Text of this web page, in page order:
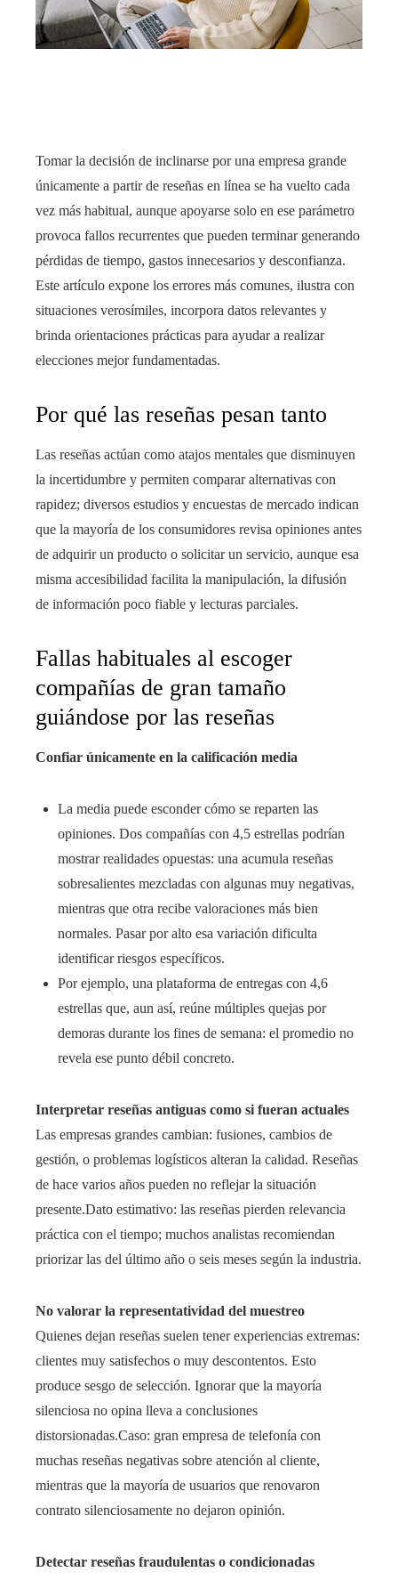
Tomar la decisión de inclinarse por una empresa grande
únicamente a partir de reseñas en línea se ha vuelto cada
vez más habitual, aunque apoyarse solo en ese parámetro
provoca fallos recurrentes que pueden terminar generando
pérdidas de tiempo, gastos innecesarios y desconfianza.
Este artículo expone los errores más comunes, ilustra con
situaciones verosímiles, incorpora datos relevantes y
brinda orientaciones prácticas para ayudar a realizar
elecciones mejor fundamentadas.
Por qué las reseñas pesan tanto
Las reseñas actúan como atajos mentales que disminuyen
la incertidumbre y permiten comparar alternativas con
rapidez; diversos estudios y encuestas de mercado indican
que la mayoría de los consumidores revisa opiniones antes
de adquirir un producto o solicitar un servicio, aunque esa
misma accesibilidad facilita la manipulación, la difusión
de información poco fiable y lecturas parciales.
Fallas habituales al escoger
compañías de gran tamaño
guiándose por las reseñas
Confiar únicamente en la calificación media
La media puede esconder cómo se reparten las
opiniones. Dos compañías con 4,5 estrellas podrían
mostrar realidades opuestas: una acumula reseñas
sobresalientes mezcladas con algunas muy negativas,
mientras que otra recibe valoraciones más bien
normales. Pasar por alto esa variación dificulta
identificar riesgos específicos.
Por ejemplo, una plataforma de entregas con 4,6
estrellas que, aun así, reúne múltiples quejas por
demoras durante los fines de semana: el promedio no
revela ese punto débil concreto.
Interpretar reseñas antiguas como si fueran actuales
Las empresas grandes cambian: fusiones, cambios de
gestión, o problemas logísticos alteran la calidad. Reseñas
de hace varios años pueden no reflejar la situación
presente.Dato estimativo: las reseñas pierden relevancia
práctica con el tiempo; muchos analistas recomiendan
priorizar las del último año o seis meses según la industria.
No valorar la representatividad del muestreo
Quienes dejan reseñas suelen tener experiencias extremas:
clientes muy satisfechos o muy descontentos. Esto
produce sesgo de selección. Ignorar que la mayoría
silenciosa no opina lleva a conclusiones
distorsionadas.Caso: gran empresa de telefonía con
muchas reseñas negativas sobre atención al cliente,
mientras que la mayoría de usuarios que renovaron
contrato silenciosamente no dejaron opinión.
Detectar reseñas fraudulentas o condicionadas